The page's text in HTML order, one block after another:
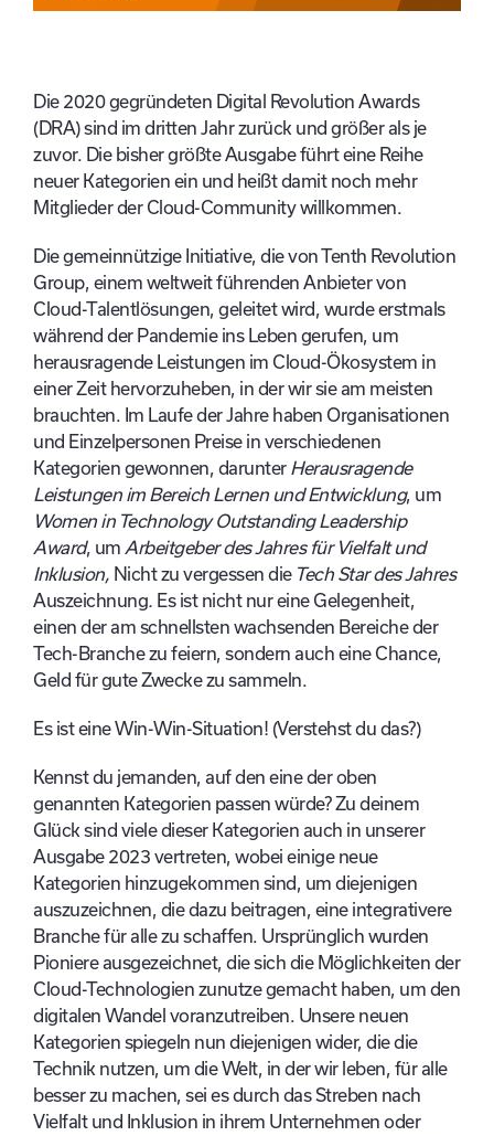
Die 2020 gegründeten Digital Revolution Awards
(DRA) sind im dritten Jahr zurück und größer als je
zuvor. Die bisher größte Ausgabe führt eine Reihe
neuer Kategorien ein und heißt damit noch mehr
Mitglieder der Cloud-Community willkommen.
Die gemeinnützige Initiative, die von Tenth Revolution
Group, einem weltweit führenden Anbieter von
Cloud-Talentlösungen, geleitet wird, wurde erstmals
während der Pandemie ins Leben gerufen, um
herausragende Leistungen im Cloud-Ökosystem in
einer Zeit hervorzuheben, in der wir sie am meisten
brauchten. Im Laufe der Jahre haben Organisationen
und Einzelpersonen Preise in verschiedenen
Kategorien gewonnen, darunter Herausragende
Leistungen im Bereich Lernen und Entwicklung, um
Women in Technology Outstanding Leadership
Award, um Arbeitgeber des Jahres für Vielfalt und
Inklusion, Nicht zu vergessen dieTech Star des Jahres
Auszeichnung. Es ist nicht nur eine Gelegenheit,
einen der am schnellsten wachsenden Bereiche der
Tech-Branche zu feiern, sondern auch eine Chance,
Geld für gute Zwecke zu sammeln.
Es ist eine Win-Win-Situation! (Verstehst du das?)
Kennst du jemanden, auf den eine der oben
genannten Kategorien passen würde? Zu deinem
Glück sind viele dieser Kategorien auch in unserer
Ausgabe 2023 vertreten, wobei einige neue
Kategorien hinzugekommen sind, um diejenigen
auszuzeichnen, die dazu beitragen, eine integrativere
Branche für alle zu schaffen. Ursprünglich wurden
Pioniere ausgezeichnet, die sich die Möglichkeiten der
Cloud-Technologien zunutze gemacht haben, um den
digitalen Wandel voranzutreiben. Unsere neuen
Kategorien spiegeln nun diejenigen wider, die die
Technik nutzen, um die Welt, in der wir leben, für alle
besser zu machen, sei es durch das Streben nach
Vielfalt und Inklusion in ihrem Unternehmen oder